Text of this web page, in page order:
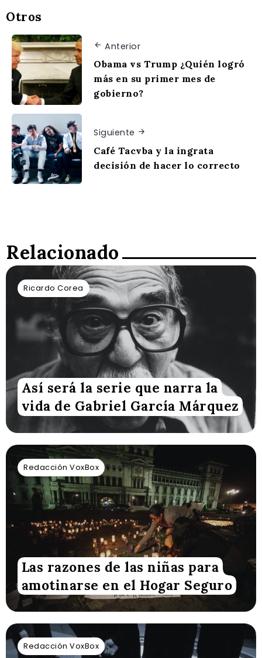
Otros
Anterior
Obama vs Trump ¿Quién logró
más en su primer mes de
gobierno?
Siguiente
Café Tacvba y la ingrata
decisión de hacer lo correcto
Relacionado
Ricardo Corea
Así será la serie que narra la
vida de Gabriel García Márquez
Redacción VoxBox
Las razones de las niñas para
amotinarse en el Hogar Seguro
Redacción VoxBox